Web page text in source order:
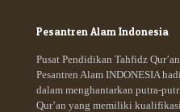
Pesantren Alam Indonesia
Pusat Pendidikan Tahfidz
Pesantren Alam INDONESIA
dalam menghantarkan putra-
Qur’an yang memiliki